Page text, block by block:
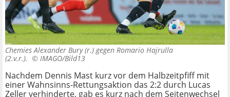
Chemies Alexander Bury (r.) gegen Romario Hajrulla
(2.v.r.). © IMAGO/Bild13
Nachdem Dennis Mast kurz vor dem Halbzeitpfiff mit
einer Wahnsinns-Rettungsaktion das 2:2 durch Lucas
Zeller verhinderte, gab es kurz nach dem Seitenwechsel